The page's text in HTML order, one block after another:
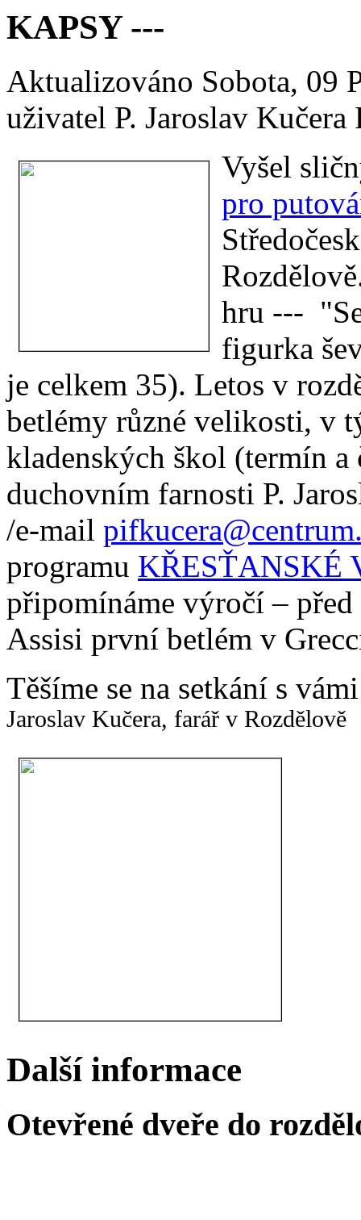
KAPSY ---
Aktualizováno Sobota, 09
uživatel P. Jaroslav Kučera
Vyšel
pro
hru ---
figurka
je celkem 35). Letos v
betlémy různé velikosti, v
kladenských škol (termín a
duchovním farnosti P.
/e-mail
programu KŘESŤANSKÉ
připomínáme výročí –
Assisi první betlém v
Těšíme se na setkání s
Jaroslav Kučera, farář v Rozdělově
Další informace
Otevřené dveře do